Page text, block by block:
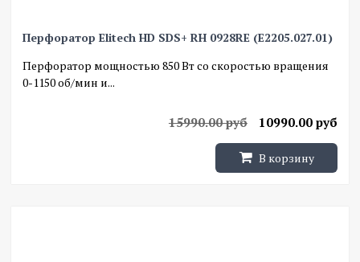
Перфоратор Elitech HD SDS+ RH 0928RE (E2205.027.01)
Перфоратор мощностью 850 Вт со скоростью вращения
0-1150 об/мин и...
10990.00 руб
15990.00 руб
В корзину